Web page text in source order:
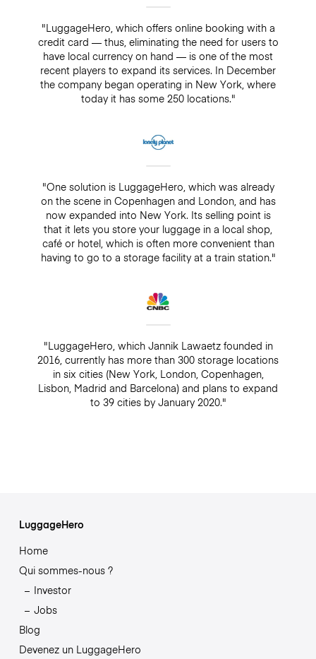
"LuggageHero, which offers online booking with a
credit card — thus, eliminating the need for users to
have local currency on hand — is one of the most
recent players to expand its services. In December
the company began operating in New York, where
today it has some 250 locations."
"One solution is LuggageHero, which was already
on the scene in Copenhagen and London, and has
now expanded into New York. Its selling point is
that it lets you store your luggage in a local shop,
café or hotel, which is often more convenient than
having to go to a storage facility at a train station."
"LuggageHero, which Jannik Lawaetz founded in
2016, currently has more than 300 storage locations
in six cities (New York, London, Copenhagen,
Lisbon, Madrid and Barcelona) and plans to expand
to 39 cities by January 2020."
LuggageHero
Home
Qui sommes-nous ?
Investor
Jobs
Blog
Devenez un LuggageHero